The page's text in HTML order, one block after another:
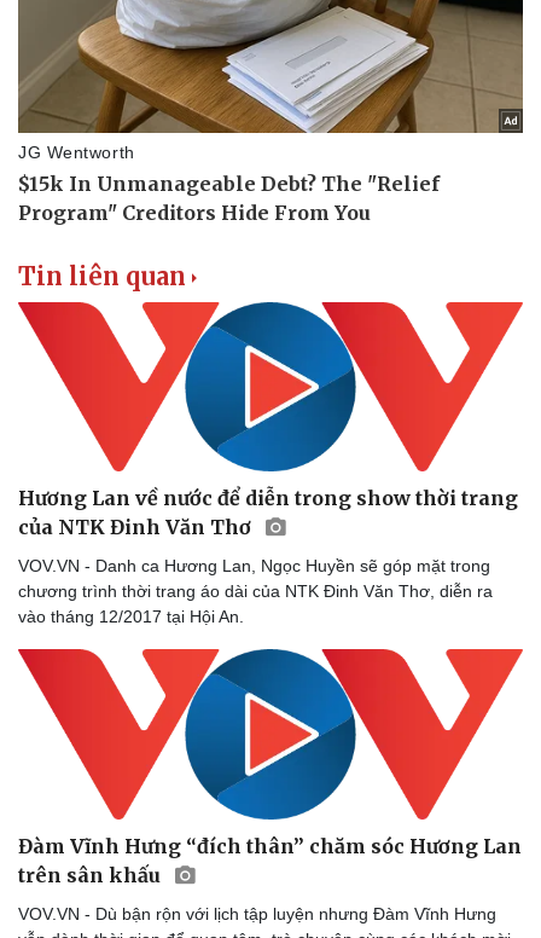
Doanh nghiệp
Thông tin doanh nghiệp
Doanh nghiệp 24h
Doanh nhân
Vì cộng đồng
Sành điệu
Tin Công nghệ
Trải nghiệm
Chuyển đổi số
Tin liên quan
Hương Lan về nước để diễn trong show thời trang
của NTK Đinh Văn Thơ
VOV.VN - Danh ca Hương Lan, Ngọc Huyền sẽ góp mặt trong
chương trình thời trang áo dài của NTK Đinh Văn Thơ, diễn ra
vào tháng 12/2017 tại Hội An.
Đàm Vĩnh Hưng “đích thân” chăm sóc Hương Lan
trên sân khấu
VOV.VN - Dù bận rộn với lịch tập luyện nhưng Đàm Vĩnh Hưng